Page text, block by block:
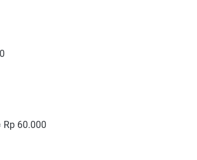
60.000